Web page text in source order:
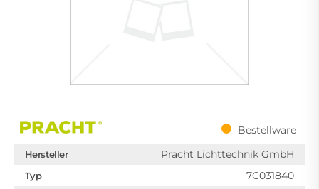
Bestellware
Hersteller Pracht Lichttechnik GmbH
Typ 7C031840